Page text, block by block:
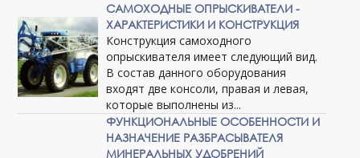
САМОХОДНЫЕ ОПРЫСКИВАТЕЛИ -
ХАРАКТЕРИСТИКИ И КОНСТРУКЦИЯ
Конструкция самоходного
опрыскивателя имеет следующий вид.
В состав данного оборудования
входят две консоли, правая и левая,
которые выполнены из...
ФУНКЦИОНАЛЬНЫЕ ОСОБЕННОСТИ И
НАЗНАЧЕНИЕ РАЗБРАСЫВАТЕЛЯ
МИНЕРАЛЬНЫХ УДОБРЕНИЙ